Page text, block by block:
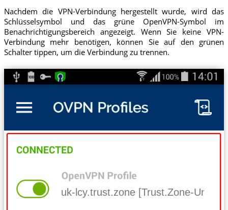
Nachdem die VPN-Verbindung hergestellt wurde, wird das
Schlüsselsymbol und das grüne OpenVPN-Symbol im
Benachrichtigungsbereich angezeigt. Wenn Sie keine VPN-
Verbindung mehr benötigen, können Sie auf den grünen
Schalter tippen, um die Verbindung zu trennen.
uk-lcy.trust.zone [Trust.Zone-